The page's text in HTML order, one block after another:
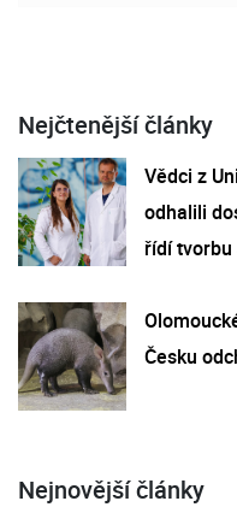
Nejčtenější články
Vědci z
odhalili
řídí tvorbu
Česku
Nejnovější články